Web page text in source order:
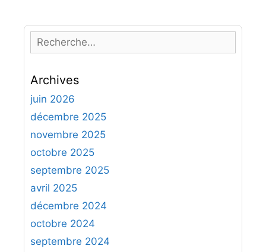
e
h
e
r
h
e
r
:
Archives
juin 2026
décembre 2025
novembre 2025
octobre 2025
septembre 2025
avril 2025
décembre 2024
octobre 2024
septembre 2024